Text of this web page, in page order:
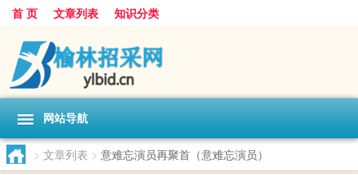
首 页 文章列表 知识分类
网站导航
> 文章列表 > 意难忘演员再聚首（意难忘演员）